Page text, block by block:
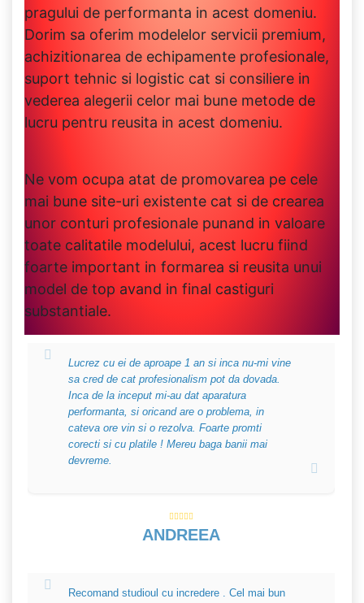
pragului de performanta in acest domeniu.
Dorim sa oferim modelelor servicii premium,
achizitionarea de echipamente profesionale,
suport tehnic si logistic cat si consiliere in
vederea alegerii celor mai bune metode de
lucru pentru reusita in acest domeniu.
Ne vom ocupa atat de promovarea pe cele
mai bune site-uri existente cat si de crearea
unor conturi profesionale punand in valoare
toate calitatile modelului, acest lucru fiind
foarte important in formarea si reusita unui
model de top avand in final castiguri
substantiale.
Lucrez cu ei de aproape 1 an si inca nu-mi vine
sa cred de cat profesionalism pot da dovada.
Inca de la inceput mi-au dat aparatura
performanta, si oricand are o problema, in
cateva ore vin si o rezolva. Foarte promti
corecti si cu platile ! Mereu baga banii mai
devreme.
ANDREEA
Recomand studioul cu incredere . Cel mai bun